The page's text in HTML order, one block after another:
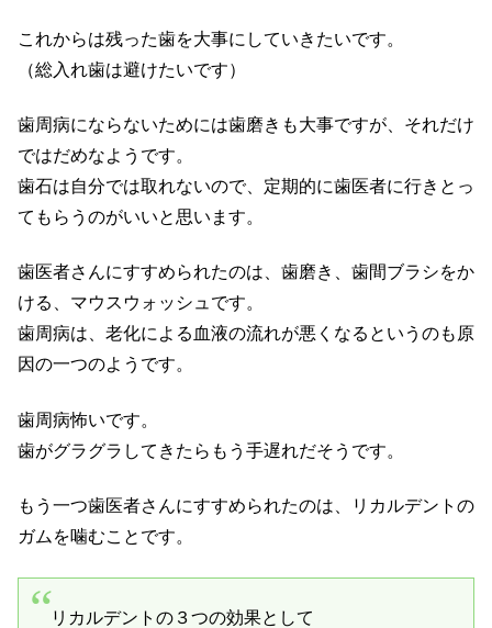
これからは残った歯を大事にしていきたいです。
（総入れ歯は避けたいです）
歯周病にならないためには歯磨きも大事ですが、それだけ
ではだめなようです。
歯石は自分では取れないので、定期的に歯医者に行きとっ
てもらうのがいいと思います。
歯医者さんにすすめられたのは、歯磨き、歯間ブラシをか
ける、マウスウォッシュです。
歯周病は、老化による血液の流れが悪くなるというのも原
因の一つのようです。
歯周病怖いです。
歯がグラグラしてきたらもう手遅れだそうです。
もう一つ歯医者さんにすすめられたのは、リカルデントの
ガムを噛むことです。
リカルデントの３つの効果として